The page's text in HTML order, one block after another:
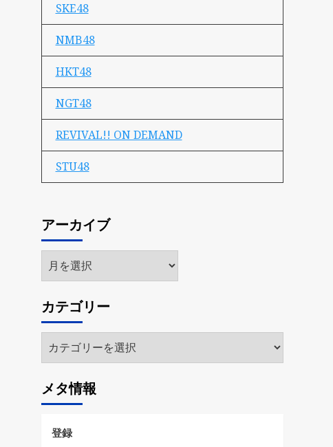
SKE48
NMB48
HKT48
NGT48
REVIVAL!! ON DEMAND
STU48
アーカイブ
ア
ー
イ
ブ
カテゴリー
テ
リ
ー
メタ情報
登録